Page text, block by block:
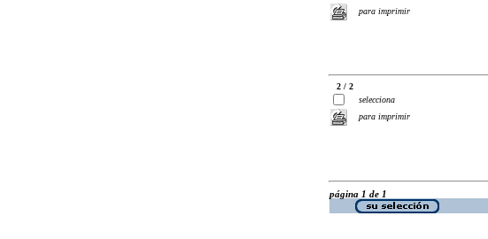
para imprimir
2 / 2
selecciona
para imprimir
página 1 de 1